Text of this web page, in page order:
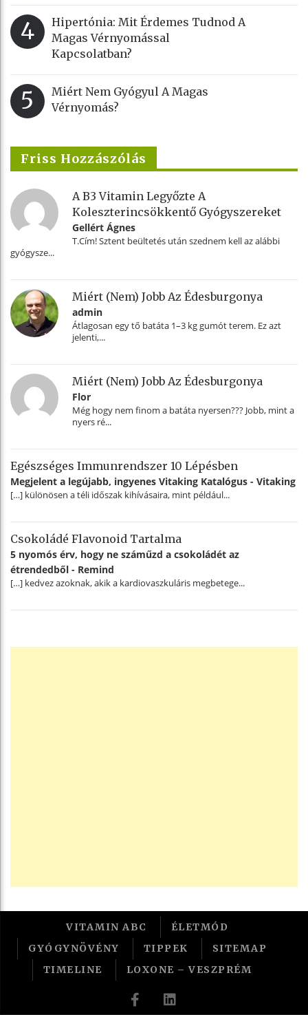
4
Hipertónia: Mit Érdemes Tudnod A
Magas Vérnyomással
Kapcsolatban?
5
Miért Nem Gyógyul A Magas
Vérnyomás?
Friss Hozzászólás
A B3 Vitamin Legyőzte A
Koleszterincsökkentő Gyógyszereket
Gellért Ágnes
T.Cím! Sztent beültetés után szednem kell az alábbi
gyógysze...
Miért (nem) Jobb Az Édesburgonya
admin
Átlagosan egy tő batáta 1–3 kg gumót terem. Ez azt
jelenti,...
Miért (nem) Jobb Az Édesburgonya
Flor
Még hogy nem finom a batáta nyersen??? Jobb, mint a
nyers ré...
Egészséges Immunrendszer 10 Lépésben
Megjelent a legújabb, ingyenes Vitaking Katalógus - Vitaking
[…] különösen a téli időszak kihívásaira, mint például...
Csokoládé Flavonoid Tartalma
5 nyomós érv, hogy ne száműzd a csokoládét az
étrendedből - Remind
[…] kedvez azoknak, akik a kardiovaszkuláris megbetege...
VITAMIN ABC
ÉLETMÓD
GYÓGYNÖVÉNY
TIPPEK
SITEMAP
TIMELINE
LOXONE – VESZPRÉM